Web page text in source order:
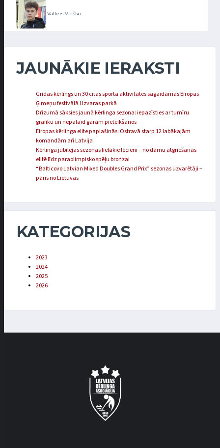
Valters Vieško
JAUNĀKIE IERAKSTI
Grīdas kērlings un 30 citas sporta aktivitātes sagaidāmas Eiropas
Ģimeņu festivālā Uzvaras parkā
Drīzumā sāksies jaunā kērlinga sezona: iepazīsties ar turnīru
grafiku un nepalaid garām pieteikšanos
Eiropas kērlinga elite paplašinās: Ostravā starp 12 labākajām
komandām arī Latvija
Kērlinga jubilejas sezonas lielākie lēcieni – no dāmu atgriešanās
elitē līdz paraolimpisko spēļu bronzai
“Balticovo Latvian Mixed Doubles Grand Prix” sezonas uzvarētāji –
pāris no Lietuvas
KATEGORIJAS
2023
2024
2025
2026